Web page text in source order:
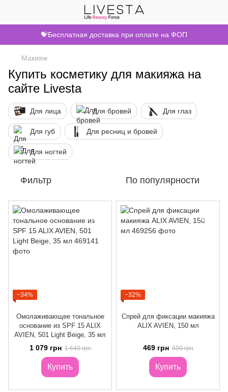
💝Бесплатная доставка при оплате на ФОП
Макияж
Купить косметику для макияжа на
сайте Livesta
Для лица Для бровей Для глаз
Для губ Для ресниц и бровей
Для ногтей
Фильтр По популярности
−34%
Омолаживающее тональное
основание из SPF 15 ALIX
AVIEN, 501 Light Beige, 35 мл
1 079 грн 1 640 грн
Купить
−32%
Спрей для фиксации макияжа
ALIX AVIEN, 150 мл
469 грн 690 грн
Купить